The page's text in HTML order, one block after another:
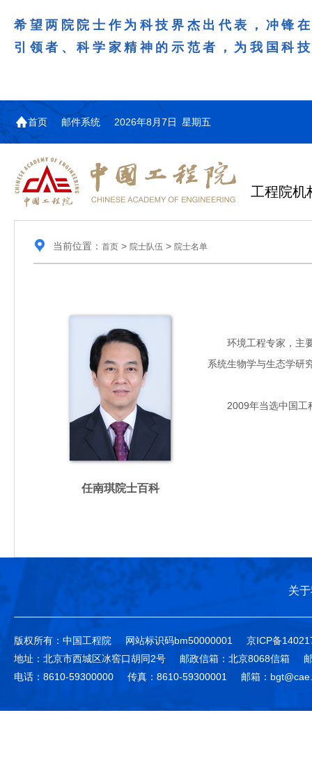
希望两院院士作为科技界杰出代表，冲锋
引领者、科学家精神的示范者，为我国科
首页 邮件系统 2026年8月7日 星期五
工程院机
当前位置： 首页> 院士队伍 > 院士名单
任南琪院士百科
环境工程专家，主要
系统生物学与生态学研
2009年当选中国工
关
版权所有：中国工程院 网站标识码bm50000001
京ICP备
地址：北京市西城区冰窖口胡同2号
邮政信箱：北京8068信箱
电话：8610-59300000
传真：8610-59300001 邮箱：